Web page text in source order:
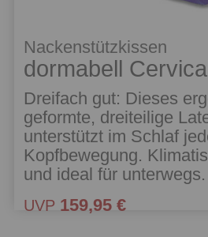
Nackenstützkissen
dormabell
Dreifach gut: Dieses
geformte, dreiteilige
unterstützt im Schlaf
Kopfbewegung.
und ideal für unterwegs.
UVP 159,95 €